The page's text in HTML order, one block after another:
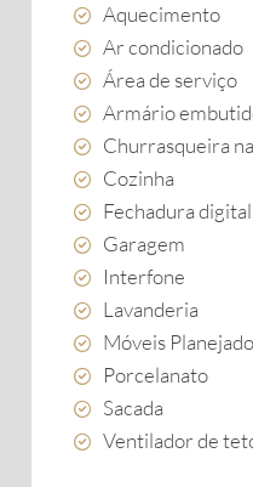
Aquecimento
Ar condicionado
Área de serviço
Armário
Churrasqueira
Cozinha
Fechadura digital
Garagem
Interfone
Lavanderia
Móveis
Porcelanato
Sacada
Ventilador de